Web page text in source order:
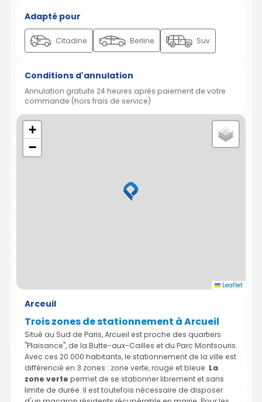
Adapté pour
Citadine Berline Suv
Conditions d'annulation
Annulation gratuite 24 heures après paiement de votre
commande (hors frais de service)
+
−
Leaflet
Arceuil
Trois zones de stationnement à Arcueil
Situé au Sud de Paris, Arcueil est proche des quartiers
"Plaisance", de la Butte-aux-Cailles et du Parc Montsouris.
Avec ces 20 000 habitants, le stationnement de la ville est
différencié en 3 zones : zone verte, rouge et bleue. La
zone verte permet de se stationner librement et sans
limite de durée. Il est toutefois nécessaire de disposer